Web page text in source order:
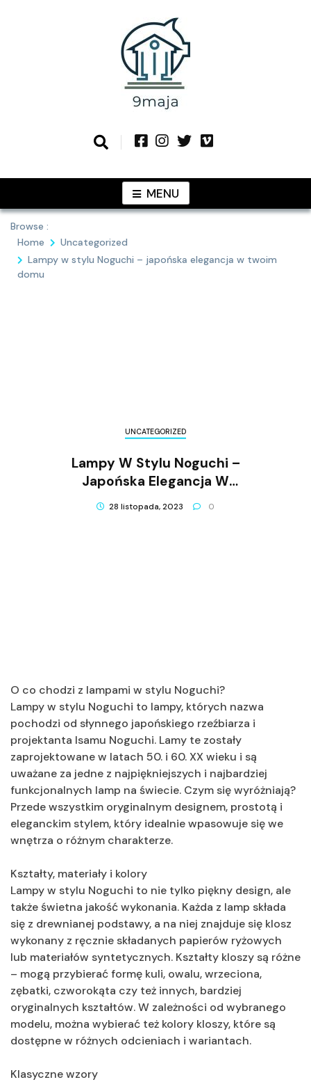
9MAJApomysłami
MENU
Browse :
Home
Uncategorized
Lampy w stylu Noguchi – japońska elegancja w twoim
domu
UNCATEGORIZED
Lampy W Stylu Noguchi –
Japońska Elegancja W
Twoim Domu
28 listopada, 2023 0
O co chodzi z lampami w stylu Noguchi?
Lampy w stylu Noguchi to lampy, których nazwa
pochodzi od słynnego japońskiego rzeźbiarza i
projektanta Isamu Noguchi. Lamy te zostały
zaprojektowane w latach 50. i 60. XX wieku i są
uważane za jedne z najpiękniejszych i najbardziej
funkcjonalnych lamp na świecie. Czym się wyróżniają?
Przede wszystkim oryginalnym designem, prostotą i
eleganckim stylem, który idealnie wpasowuje się we
wnętrza o różnym charakterze.
Kształty, materiały i kolory
Lampy w stylu Noguchi to nie tylko piękny design, ale
także świetna jakość wykonania. Każda z lamp składa
się z drewnianej podstawy, a na niej znajduje się klosz
wykonany z ręcznie składanych papierów ryżowych
lub materiałów syntetycznych. Kształty kloszy są różne
– mogą przybierać formę kuli, owalu, wrzeciona,
zębatki, czworokąta czy też innych, bardziej
oryginalnych kształtów. W zależności od wybranego
modelu, można wybierać też kolory kloszy, które są
dostępne w różnych odcieniach i wariantach.
Klasyczne wzory